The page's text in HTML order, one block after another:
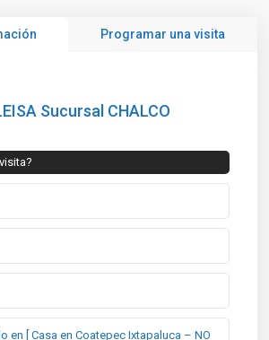
Programar una visita
Sucursal CHALCO